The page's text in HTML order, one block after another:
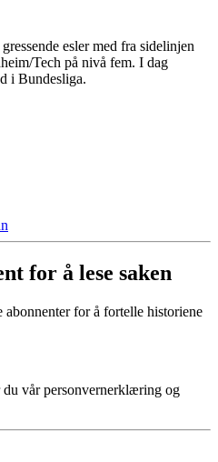
esler med fra sidelinjen
Tech på nivå fem. I dag
i Bundesliga.
for å lese saken
abonnenter for å fortelle historiene
du vår personvernerklæring og